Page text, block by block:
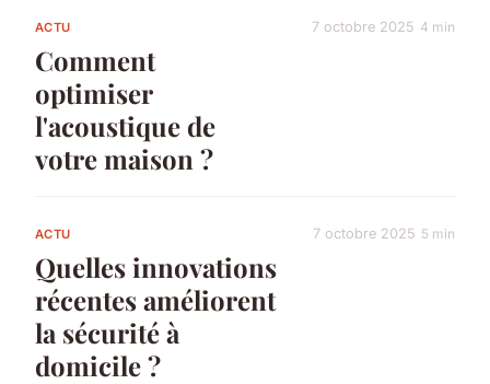
ACTU
Comment
optimiser
l'acoustique de
votre maison ?
7 octobre 2025 4 min
ACTU
Quelles innovations
récentes améliorent
la sécurité à
domicile ?
7 octobre 2025 5 min